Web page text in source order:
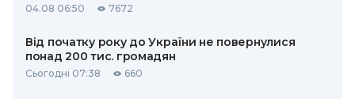
04.08 06:50 7672
Від початку року до України не повернулися
понад 200 тис. громадян
Сьогодні 07:38 660